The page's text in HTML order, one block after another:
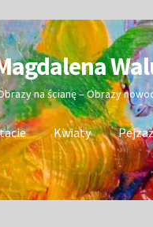
na ścianę – Obrazy
Kwiaty